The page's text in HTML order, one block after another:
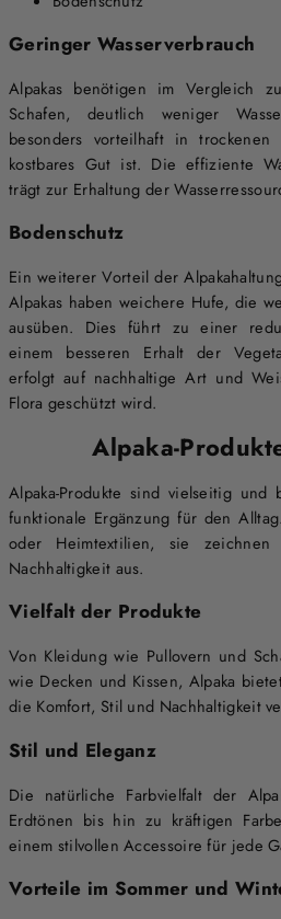
Geringer Wasserverbrauch
Alpakas benötigen im Vergleich
Schafen, deutlich weniger
besonders vorteilhaft in
kostbares Gut ist. Die effiziente
trägt zur Erhaltung der
Bodenschutz
Ein weiterer Vorteil der
Alpakas haben weichere Hufe, die
ausüben. Dies führt zu einer
einem besseren Erhalt der
erfolgt auf nachhaltige Art und
Flora geschützt wird.
Alpaka-
Alpaka-Produkte sind vielseitig
funktionale Ergänzung für den
oder Heimtextilien, sie
Nachhaltigkeit aus.
Vielfalt der Produkte
Von Kleidung wie Pullovern und
wie Decken und Kissen, Alpaka
die Komfort, Stil und Nachhaltigkeit
Stil und Eleganz
Die natürliche Farbvielfalt der
Erdtönen bis hin zu kräftigen
einem stilvollen Accessoire für jede
Vorteile im Sommer und